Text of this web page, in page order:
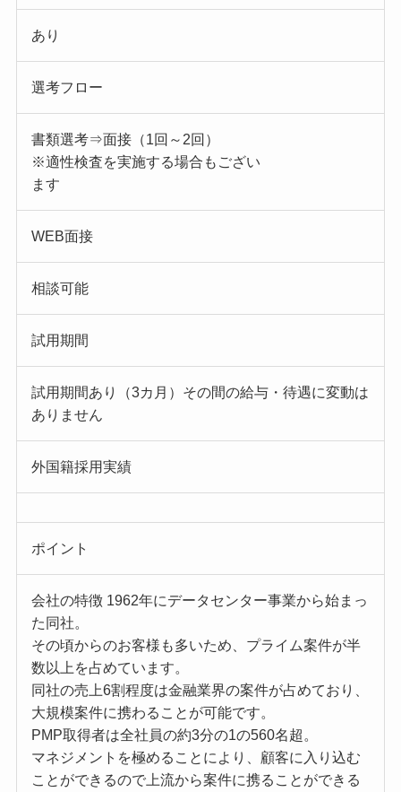
あり
選考フロー
書類選考⇒面接（1回～2回）
※適性検査を実施する場合もござい
ます
WEB面接
相談可能
試用期間
試用期間あり（3カ月）その間の給与・待遇に変動は
ありません
外国籍採用実績
ポイント
会社の特徴 1962年にデータセンター事業から始まっ
た同社。
その頃からのお客様も多いため、プライム案件が半
数以上を占めています。
同社の売上6割程度は金融業界の案件が占めており、
大規模案件に携わることが可能です。
PMP取得者は全社員の約3分の1の560名超。
マネジメントを極めることにより、顧客に入り込む
ことができるので上流から案件に携ることができる